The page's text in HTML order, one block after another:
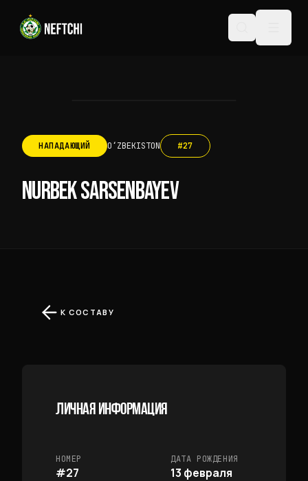
НАПАДАЮЩИЙ OʻZBEKISTON #27
NURBEK SARSENBAYEV
К СОСТАВУ
ЛИЧНАЯ ИНФОРМАЦИЯ
НОМЕР
#27
ДАТА РОЖДЕНИЯ
13 февраля